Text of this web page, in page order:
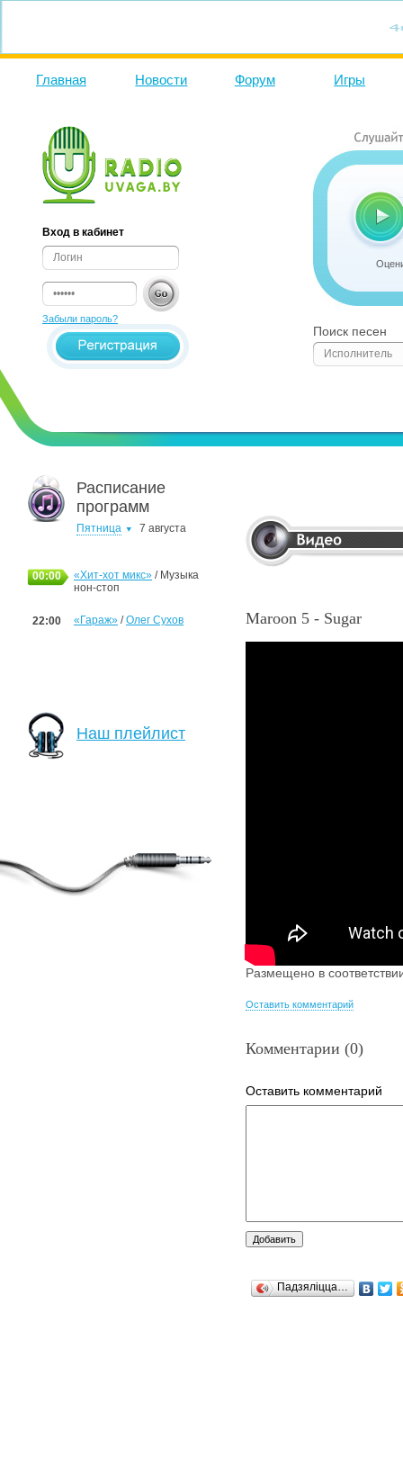
Главная Новости Форум Игры
Вход в кабинет
Забыли пароль?
Расписание
программ
Пятница 7 августа
00:00 «Хит-хот микс» / Музыка
нон-стоп
22:00 «Гараж» /Олег Сухов
Наш плейлист
Поиск песен
Maroon 5 - Sugar
Размещено в
Оставить комментарий
Комментарии (0)
Оставить комментарий
Падзяліцца…